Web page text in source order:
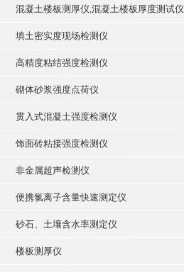
混凝土楼板测厚仪,混凝土楼板厚度测试仪
填土密实度现场检测仪
高精度粘结强度检测仪
砌体砂浆强度点荷仪
贯入式混凝土强度检测仪
饰面砖粘接强度检测仪
非金属超声检测仪
便携氯离子含量快速测定仪
砂石、土壤含水率测定仪
楼板测厚仪